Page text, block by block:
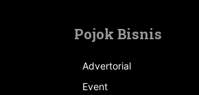
Pojok Bisnis
Advertorial
Event